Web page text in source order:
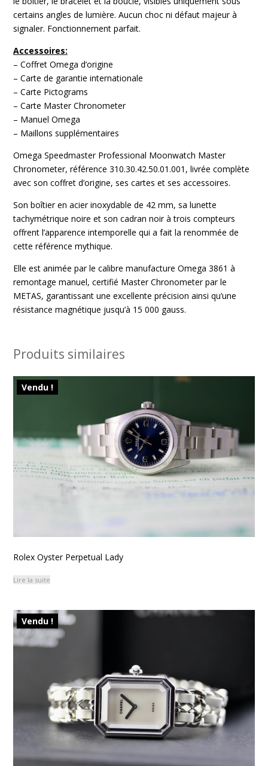
certains angles de lumière. Aucun choc ni défaut majeur à
signaler. Fonctionnement parfait.
Accessoires:
– Coffret Omega d’origine
– Carte de garantie internationale
– Carte Pictograms
– Carte Master Chronometer
– Manuel Omega
– Maillons supplémentaires
Omega Speedmaster Professional Moonwatch Master
Chronometer, référence 310.30.42.50.01.001, livrée complète
avec son coffret d’origine, ses cartes et ses accessoires.
Son boîtier en acier inoxydable de 42 mm, sa lunette
tachymétrique noire et son cadran noir à trois compteurs
offrent l’apparence intemporelle qui a fait la renommée de
cette référence mythique.
Elle est animée par le calibre manufacture Omega 3861 à
remontage manuel, certifié Master Chronometer par le
METAS, garantissant une excellente précision ainsi qu’une
résistance magnétique jusqu’à 15 000 gauss.
Produits similaires
Vendu !
Rolex Oyster Perpetual Lady
Lire la suite
Vendu !